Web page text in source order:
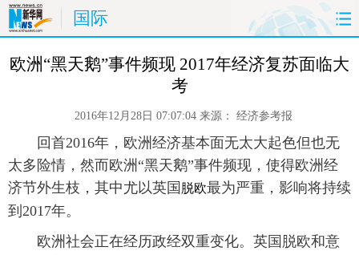
国际
首页 时政 国际 财经
时尚 思客 地方 法治
港澳 台湾 华人 汽车
欧洲“黑天鹅”事件频现 2017年经济复苏面临大
考
2016年12月28日 07:07:04 来源： 经济参考报
回首2016年，欧洲经济基本面无太大起色但也无
太多险情，然而欧洲“黑天鹅”事件频现，使得欧洲经
济节外生枝，其中尤以英国 脱欧最为严重，影响将持续
到2017年。
欧洲社会正在经历政经双重变化。英国脱欧和意